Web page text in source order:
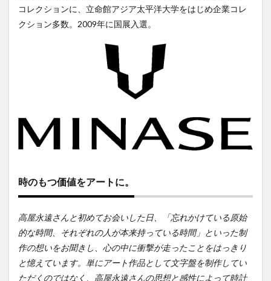
コレクションに、立命館アジア太平洋大学をはじめ企業コレ
クション多数。2009年に国展入選。
時のもつ価値をアートに。
高屋永遠さんと初めてお会いした日、「忘れかけている原始
的な時間、それぞれの人が本来持っている時間」といった制
作の想いをお聞きし、心の中に衝撃が走ったことをはっきり
と憶えています。単にアート作品として文字盤を制作してい
ただくのではなく、高屋永遠さんの思想と感性によって時計